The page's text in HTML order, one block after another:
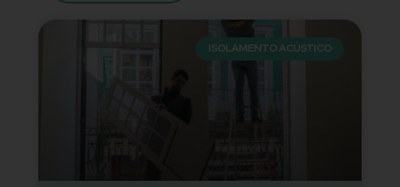
ISOLAMENTO ACÚSTICO